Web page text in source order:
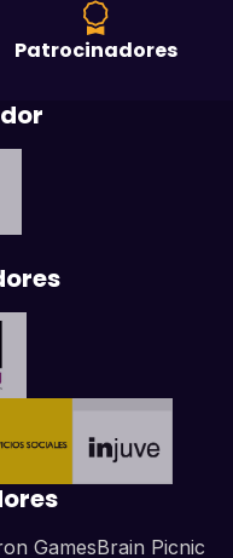
Patrocinadores
GamesBrain Picnic